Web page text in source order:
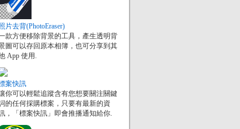
片去背(PhotoEraser)
款方便移除背景的工具，產生透明背
圖可以存回原本相簿，也可分享到其
App 使用.
案快訊
你可以輕鬆追蹤含有您想要關注關鍵
的任何採購標案，只要有最新的資
，「標案快訊」即會推播通知給你.